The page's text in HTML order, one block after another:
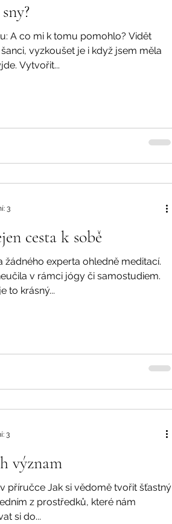
A co mi k tomu pomohlo? Vidět
vyzkoušet je i když jsem měla
Vytvořit...
cesta k sobě
žádného experta ohledně meditací.
v rámci jógy či samostudiem.
to krásný...
3
význam
příručce Jak si vědomě tvořit šťastný
z prostředků, které nám
si do...
3